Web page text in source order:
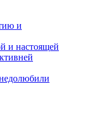
и
и настоящей